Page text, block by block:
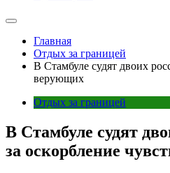
Главная
Отдых за границей
В Стамбуле судят двоих
верующих
Отдых за границей
В Стамбуле судят
за оскорбление